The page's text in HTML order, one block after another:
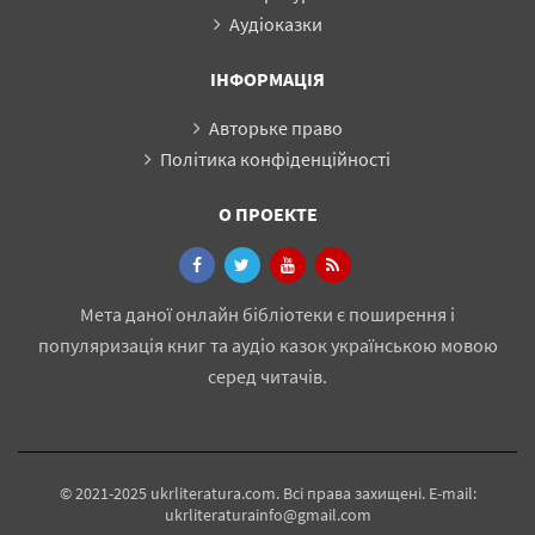
Аудіоказки
ІНФОРМАЦІЯ
Авторьке право
Політика конфіденційності
О ПРОЕКТЕ
Мета даної онлайн бібліотеки є поширення і
популяризація книг та аудіо казок українською мовою
серед читачів.
© 2021-2025 ukrliteratura.com. Всі права захищені. E-mail:
ukrliteraturainfo@gmail.com